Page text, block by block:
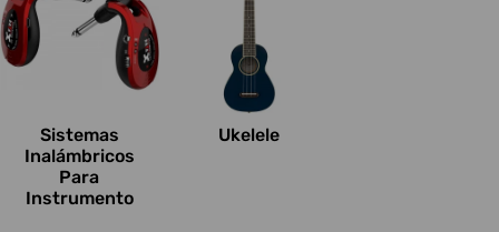
Sistemas
Inalámbricos
Para
Instrumento
Ukelele